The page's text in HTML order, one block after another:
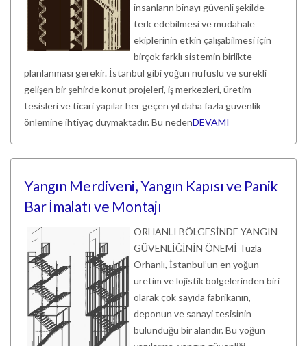
insanların binayı güvenli şekilde
terk edebilmesi ve müdahale
ekiplerinin etkin çalışabilmesi için
birçok farklı sistemin birlikte
planlanması gerekir. İstanbul gibi yoğun nüfuslu ve sürekli
gelişen bir şehirde konut projeleri, iş merkezleri, üretim
tesisleri ve ticari yapılar her geçen yıl daha fazla güvenlik
önlemine ihtiyaç duymaktadır. Bu nedenDEVAMI
Yangın Merdiveni, Yangın Kapısı ve Panik
Bar İmalatı ve Montajı
ORHANLI BÖLGESİNDE YANGIN
GÜVENLİĞİNİN ÖNEMİ Tuzla
Orhanlı, İstanbul’un en yoğun
üretim ve lojistik bölgelerinden biri
olarak çok sayıda fabrikanın,
deponun ve sanayi tesisinin
bulunduğu bir alandır. Bu yoğun